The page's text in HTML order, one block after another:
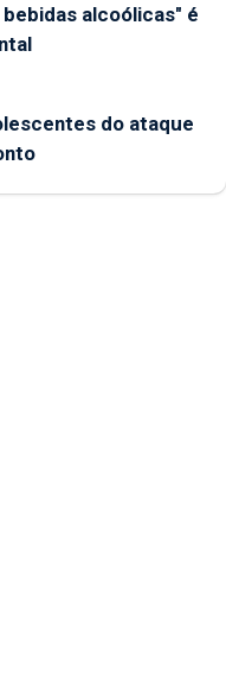
alcoólicas" é
do ataque